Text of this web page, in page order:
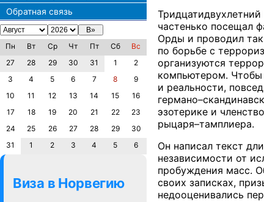
Обратная связь
Пн Вт Ср Чт Пт Сб
Вс
27
28 29 30 31 1
2
3
4 5 6 7 8
9
10
11 12 13 14 15
16
17
18 19 20 21 22
23
24
25 26 27 28 29
30
31
1 2 3 4 5 6
Виза в Норвегию
частенько посещал
Орды и проводил
по борьбе с
организуются
компьютером. Чтобы
и реальности,
эзотерике и
рыцаря–тамплиера.
Он написал текст
независимости от
пробуждения масс.
своих записках,
недооценивались